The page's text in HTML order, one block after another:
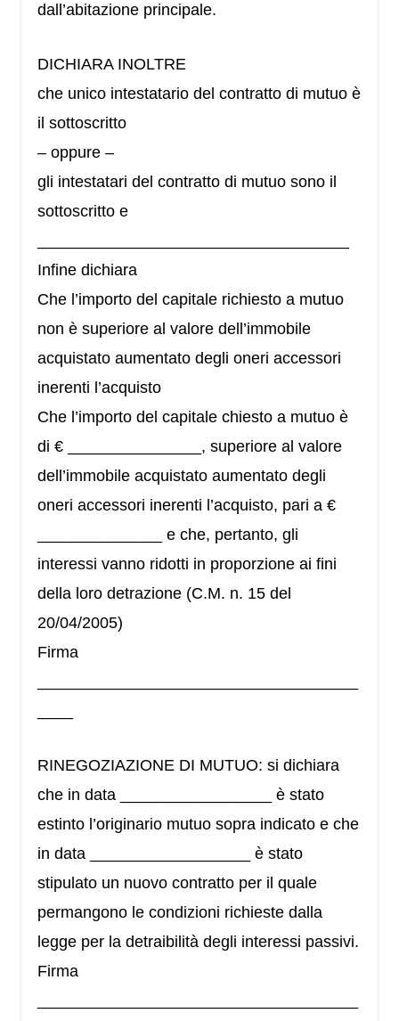
dall’abitazione principale.
DICHIARA INOLTRE
che unico intestatario del contratto di mutuo è
il sottoscritto
– oppure –
gli intestatari del contratto di mutuo sono il
sottoscritto e
Infine dichiara
Che l’importo del capitale richiesto a mutuo
non è superiore al valore dell’immobile
acquistato aumentato degli oneri accessori
inerenti l’acquisto
Che l’importo del capitale chiesto a mutuo è
di € _______________, superiore al valore
dell’immobile acquistato aumentato degli
oneri accessori inerenti l’acquisto, pari a €
______________ e che, pertanto, gli
interessi vanno ridotti in proporzione ai fini
della loro detrazione (C.M. n. 15 del
20/04/2005)
Firma
RINEGOZIAZIONE DI MUTUO: si dichiara
che in data _________________ è stato
estinto l’originario mutuo sopra indicato e che
in data __________________ è stato
stipulato un nuovo contratto per il quale
permangono le condizioni richieste dalla
legge per la detraibilità degli interessi passivi.
Firma